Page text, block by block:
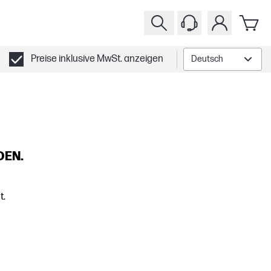
Preise inklusive MwSt. anzeigen Deutsch